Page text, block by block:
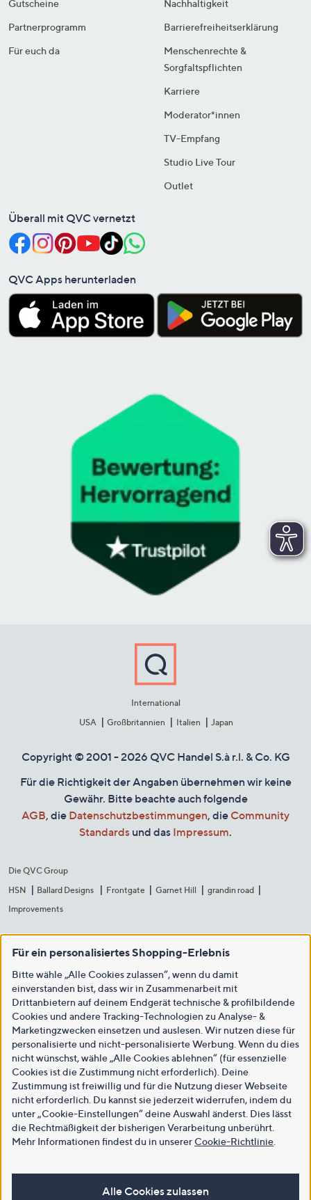
Gutscheine
Partnerprogramm
Für euch da
Nachhaltigkeit
Barrierefreiheitserklärung
Menschenrechte &
Sorgfaltspflichten
Karriere
Moderator*innen
TV-Empfang
Studio Live Tour
Outlet
Überall mit QVC vernetzt
QVC Apps herunterladen
International
USA
Großbritannien Italien Japan
Copyright © 2001 - 2026 QVC Handel S.à r.l. & Co. KG
Für die Richtigkeit der Angaben übernehmen wir keine
Gewähr. Bitte beachte auch folgende
AGB, die Datenschutzbestimmungen, die Community
Standards und das Impressum.
Die QVC Group
HSN
Ballard Designs Frontgate Garnet Hill
grandin road
Improvements
Für ein personalisiertes Shopping-Erlebnis
Bitte wähle „Alle Cookies zulassen“, wenn du damit
einverstanden bist, dass wir in Zusammenarbeit mit
Drittanbietern auf deinem Endgerät technische & profilbildende
Cookies und andere Tracking-Technologien zu Analyse- &
Marketingzwecken einsetzen und auslesen. Wir nutzen diese für
personalisierte und nicht-personalisierte Werbung. Wenn du dies
nicht wünschst, wähle „Alle Cookies ablehnen“ (für essenzielle
Cookies ist die Zustimmung nicht erforderlich). Deine
Zustimmung ist freiwillig und für die Nutzung dieser Webseite
nicht erforderlich. Du kannst sie jederzeit widerrufen, indem du
unter „Cookie-Einstellungen“ deine Auswahl änderst. Dies lässt
die Rechtmäßigkeit der bisherigen Verarbeitung unberührt.
Mehr Informationen findest du in unsererCookie-Richtlinie
Alle Cookies zulassen